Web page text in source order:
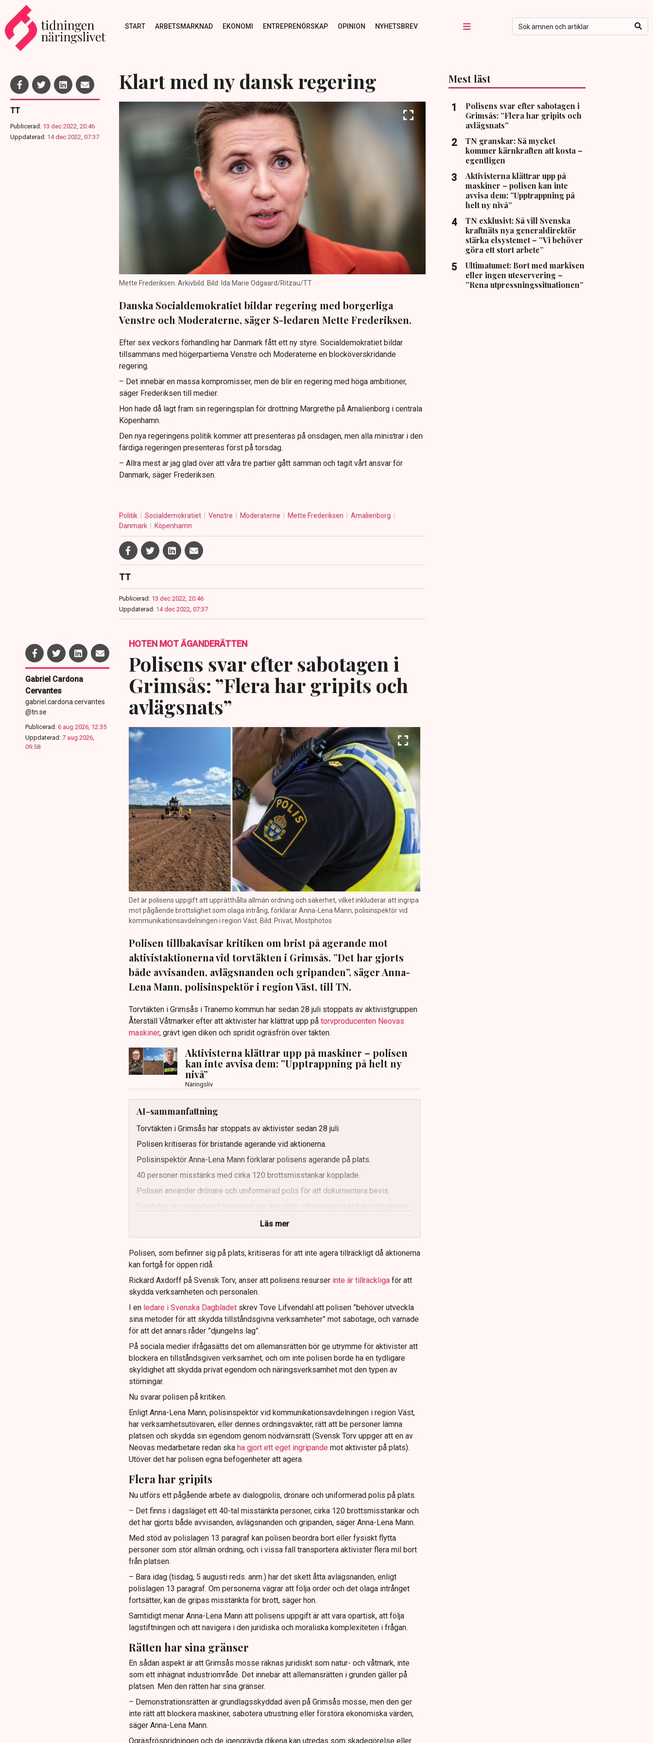
START ARBETSMARKNAD EKONOMI ENTREPRENÖRSKAP OPINION NYHETSBREV
TT
Publicerad: 13 dec 2022, 20:46
Uppdaterad: 14 dec 2022, 07:37
Klart med ny dansk regering
Mette Frederiksen. Arkivbild. Bild: Ida Marie Odgaard/Ritzau/TT
Danska Socialdemokratiet bildar regering med borgerliga
Venstre och Moderaterne, säger S-ledaren Mette Frederiksen.
Efter sex veckors förhandling har Danmark fått ett ny styre. Socialdemokratiet bildar
tillsammans med högerpartierna Venstre och Moderaterne en blocköverskridande
regering.
– Det innebär en massa kompromisser, men de blir en regering med höga ambitioner,
säger Frederiksen till medier.
Hon hade då lagt fram sin regeringsplan för drottning Margrethe på Amalienborg i centrala
Köpenhamn.
Den nya regeringens politik kommer att presenteras på onsdagen, men alla ministrar i den
färdiga regeringen presenteras först på torsdag.
– Allra mest är jag glad över att våra tre partier gått samman och tagit vårt ansvar för
Danmark, säger Frederiksen.
Politik Socialdemokratiet Venstre Moderaterne Mette Frederiksen
Amalienborg
Danmark
Köpenhamn
TT
Publicerad: 13 dec 2022, 20:46
Uppdaterad: 14 dec 2022, 07:37
Mest läst
Polisens svar efter sabotagen i
Grimsås: ”Flera har gripits och
avlägsnats”
TN granskar: Så mycket
kommer kärnkraften att kosta –
egentligen
Aktivisterna klättrar upp på
maskiner – polisen kan inte
avvisa dem: ”Upptrappning på
helt ny nivå”
TN exklusivt: Så vill Svenska
kraftnäts nya generaldirektör
stärka elsystemet – ”Vi behöver
göra ett stort arbete”
Ultimatumet: Bort med markisen
eller ingen uteservering –
”Rena utpressningssituationen”
Gabriel Cardona
Cervantes
gabriel.cardona.cervantes
@tn.se
Publicerad: 6 aug 2026, 12:35
Uppdaterad: 7 aug 2026,
09:58
HOTEN MOT ÄGANDERÄTTEN
Polisens svar efter sabotagen i
Grimsås: ”Flera har gripits och
avlägsnats”
Det är polisens uppgift att upprätthålla allmän ordning och säkerhet, vilket inkluderar att ingripa
mot pågående brottslighet som olaga intrång, förklarar Anna-Lena Mann, polisinspektör vid
kommunikationsavdelningen i region Väst. Bild: Privat, Mostphotos
Polisen tillbakavisar kritiken om brist på agerande mot
aktivistaktionerna vid torvtäkten i Grimsås. ”Det har gjorts
både avvisanden, avlägsnanden och gripanden”, säger Anna-
Lena Mann, polisinspektör i region Väst, till TN.
Torvtäkten i Grimsås i Tranemo kommun har sedan 28 juli stoppats av aktivistgruppen
Återställ Våtmarker efter att aktivister har klättrat upp påtorvproducenten Neovas
maskiner, grävt igen diken och spridit ogräsfrön över täkten.
Aktivisterna klättrar upp på maskiner – polisen
kan inte avvisa dem: ”Upptrappning på helt ny
nivå”
Näringsliv
AI-sammanfattning
Torvtäkten i Grimsås har stoppats av aktivister sedan 28 juli.
Polisen kritiseras för bristande agerande vid aktionerna.
Polisinspektör Anna-Lena Mann förklarar polisens agerande på plats.
40 personer misstänks med cirka 120 brottsmisstankar kopplade.
Polisen använder drönare och uniformerad polis för att dokumentera bevis.
Samtidigt är polisarbetet komplext när det gäller att navigera juridiska rättigheter
Läs mer
Polisen, som befinner sig på plats, kritiseras för att inte agera tillräckligt då aktionerna
kan fortgå för öppen ridå.
Rickard Axdorff på Svensk Torv, anser att polisens resurser inte är tillräckliga för att
skydda verksamheten och personalen.
I en ledare i Svenska Dagbladet skrev Tove Lifvendahl att polisen ”behöver utveckla
sina metoder för att skydda tillståndsgivna verksamheter” mot sabotage, och varnade
för att det annars råder ”djungelns lag”.
På sociala medier ifrågasätts det om allemansrätten bör ge utrymme för aktivister att
blockera en tillståndsgiven verksamhet, och om inte polisen borde ha en tydligare
skyldighet att skydda privat egendom och näringsverksamhet mot den typen av
störningar.
Nu svarar polisen på kritiken.
Enligt Anna-Lena Mann, polisinspektör vid kommunikationsavdelningen i region Väst,
har verksamhetsutövaren, eller dennes ordningsvakter, rätt att be personer lämna
platsen och skydda sin egendom genom nödvärnsrätt (Svensk Torv uppger att en av
Neovas medarbetare redan ska ha gjort ett eget ingripande mot aktivister på plats).
Utöver det har polisen egna befogenheter att agera.
Flera har gripits
Nu utförs ett pågående arbete av dialogpolis, drönare och uniformerad polis på plats.
– Det finns i dagsläget ett 40-tal misstänkta personer, cirka 120 brottsmisstankar och
det har gjorts både avvisanden, avlägsnanden och gripanden, säger Anna-Lena Mann.
Med stöd av polislagen 13 paragraf kan polisen beordra bort eller fysiskt flytta
personer som stör allmän ordning, och i vissa fall transportera aktivister flera mil bort
från platsen.
– Bara idag (tisdag, 5 augusti reds. anm.) har det skett åtta avlägsnanden, enligt
polislagen 13 paragraf. Om personerna vägrar att följa order och det olaga intrånget
fortsätter, kan de gripas misstänkta för brott, säger hon.
Samtidigt menar Anna-Lena Mann att polisens uppgift är att vara opartisk, att följa
lagstiftningen och att navigera i den juridiska och moraliska komplexiteten i frågan.
Rätten har sina gränser
En sådan aspekt är att Grimsås mosse räknas juridiskt som natur- och våtmark, inte
som ett inhägnat industriområde. Det innebär att allemansrätten i grunden gäller på
platsen. Men den rätten har sina gränser.
– Demonstrationsrätten är grundlagsskyddad även på Grimsås mosse, men den ger
inte rätt att blockera maskiner, sabotera utrustning eller förstöra ekonomiska värden,
säger Anna-Lena Mann.
Ogräsfröspridningen och de igengrävda dikena kan utredas som skadegörelse eller